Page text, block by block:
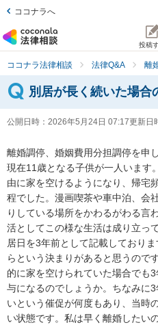
ココナラへ
投稿
ココナラ法律相談 法律Q&A 離
別居が長く続いた場合
公開日時： 2026年5月24日 07:17更新日
離婚調停、婚姻費用分担調停を申
現在11歳となる子供が一人います
由に家を空けるようになり、帰宅
程でした。漫画喫茶や車中泊、会
りしている場所をかわるがわる言
活としてこの様な生活は成り立っ
居日を3年前として記載しており
らという決まりがあると思うので
的に家を空けられていた場合でも
与になるのでしょうか。ちなみに
いという催促が何度もあり、当時
い状態です。私は早く離婚したい